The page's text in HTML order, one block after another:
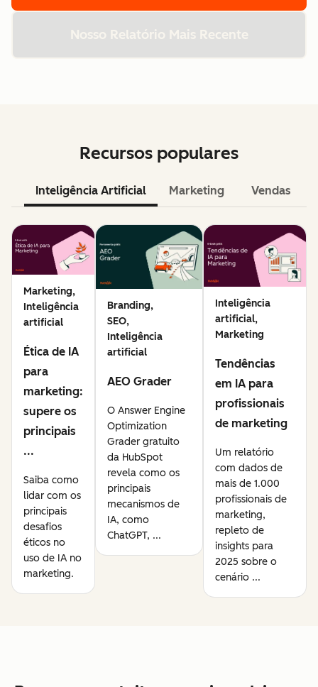
Nosso Relatório Mais Recente
Recursos populares
Inteligência Artificial Marketing Vendas
Marketing,
Inteligência
artificial
Ética de IA
para
marketing:
supere os
principais
...
Saiba como
lidar com os
principais
desafios
éticos no
uso de IA no
marketing.
Branding,
SEO,
Inteligência
artificial
AEO Grader
O Answer Engine
Optimization
Grader gratuito
da HubSpot
revela como os
principais
mecanismos de
IA, como
ChatGPT, ...
Inteligência
artificial,
Marketing
Tendências
em IA para
profissionais
de marketing
Um relatório
com dados de
mais de 1.000
profissionais de
marketing,
repleto de
insights para
2025 sobre o
cenário ...